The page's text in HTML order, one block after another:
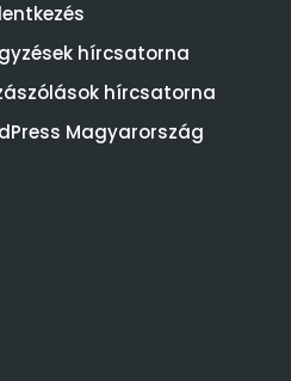
hírcsatorna
hírcsatorna
Magyarország